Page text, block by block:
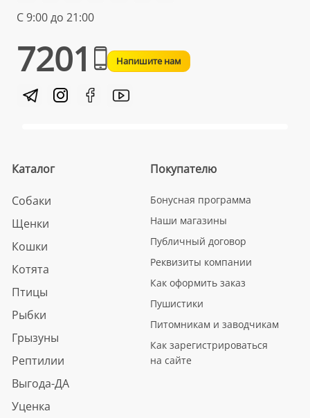
С 9:00 до 21:00
7201 Напишите нам
Каталог
Собаки
Щенки
Кошки
Котята
Птицы
Рыбки
Грызуны
Рептилии
Выгода-ДА
Уценка
Покупателю
Бонусная программа
Наши магазины
Публичный договор
Реквизиты компании
Как оформить заказ
Пушистики
Питомникам и заводчикам
Как зарегистрироваться
на сайте